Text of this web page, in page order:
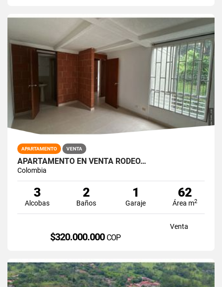
APARTAMENTO VENTA
APARTAMENTO EN VENTA RODEO…
Colombia
3
Alcobas
2
Baños
1
Garaje
62
Área m2
Venta
$320.000.000 COP